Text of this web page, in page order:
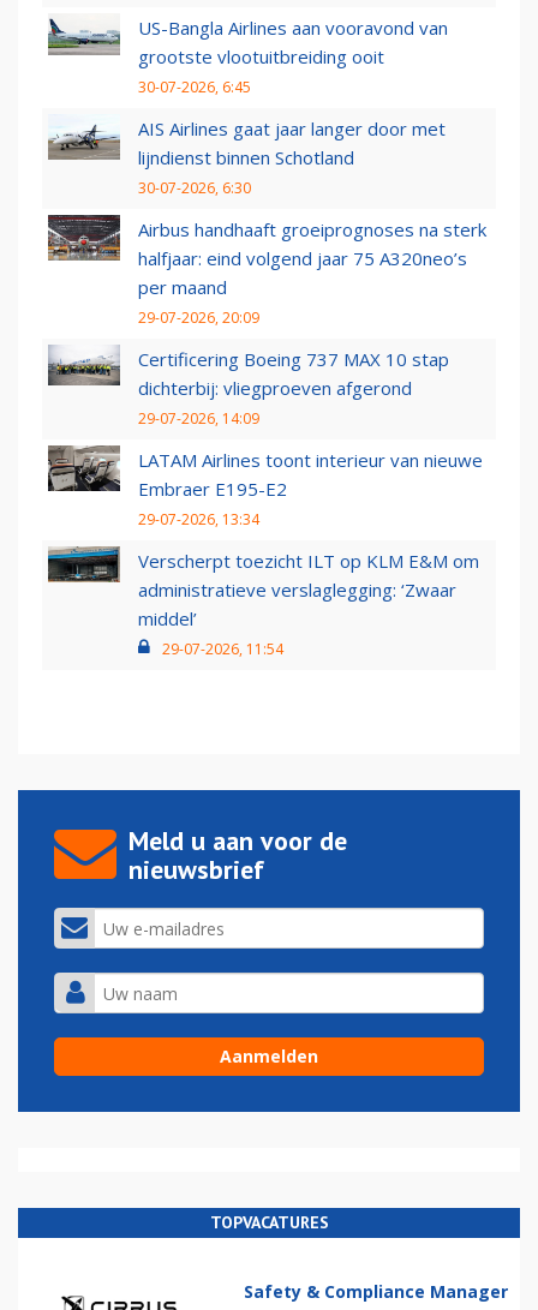
US-Bangla Airlines aan vooravond van
grootste vlootuitbreiding ooit
30-07-2026, 6:45
AIS Airlines gaat jaar langer door met
lijndienst binnen Schotland
30-07-2026, 6:30
Airbus handhaaft groeiprognoses na sterk
halfjaar: eind volgend jaar 75 A320neo’s
per maand
29-07-2026, 20:09
Certificering Boeing 737 MAX 10 stap
dichterbij: vliegproeven afgerond
29-07-2026, 14:09
LATAM Airlines toont interieur van nieuwe
Embraer E195-E2
29-07-2026, 13:34
Verscherpt toezicht ILT op KLM E&M om
administratieve verslaglegging: ‘Zwaar
middel’
29-07-2026, 11:54
Meld u aan voor de
nieuwsbrief
TOPVACATURES
Safety & Compliance Manager